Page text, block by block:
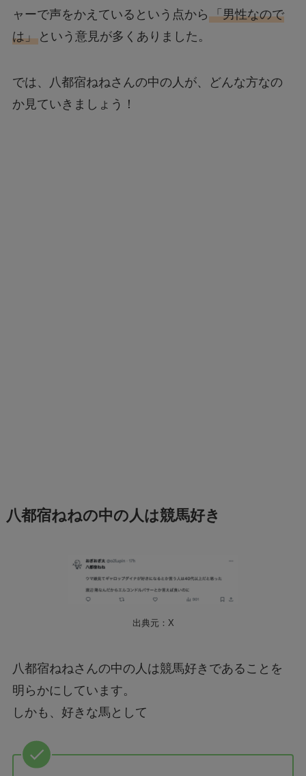
ャーで声をかえているという点から 「男性なので
は」という意見が多くありました。
では、八都宿ねねさんの中の人が、どんな方なの
か見ていきましょう！
八都宿ねねの中の人は競馬好き
出典元：X
八都宿ねねさんの中の人は競馬好きであることを
明らかにしています。
しかも、好きな馬として